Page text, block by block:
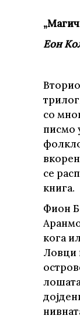
Еон
со
писмо
се
книга.
Фион
кога
Ловци